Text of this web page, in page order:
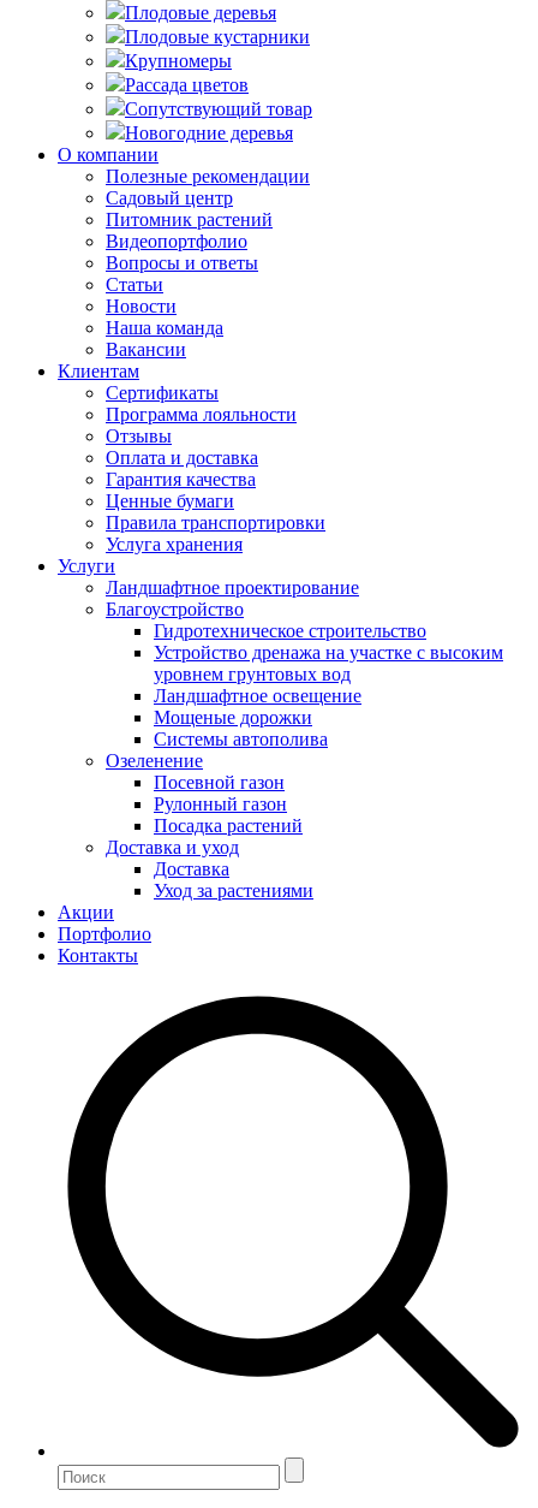
Плодовые деревья
Плодовые кустарники
Крупномеры
Рассада цветов
Сопутствующий товар
Новогодние деревья
О компании
Полезные рекомендации
Садовый центр
Питомник растений
Видеопортфолио
Вопросы и ответы
Статьи
Новости
Наша команда
Вакансии
Клиентам
Сертификаты
Программа лояльности
Отзывы
Оплата и доставка
Гарантия качества
Ценные бумаги
Правила транспортировки
Услуга хранения
Услуги
Ландшафтное проектирование
Благоустройство
Гидротехническое строительство
Устройство дренажа на участке с высоким
уровнем грунтовых вод
Ландшафтное освещение
Мощеные дорожки
Системы автополива
Озеленение
Посевной газон
Рулонный газон
Посадка растений
Доставка и уход
Доставка
Уход за растениями
Акции
Портфолио
Контакты